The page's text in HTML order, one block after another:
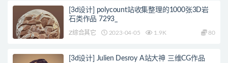
[3d设计] polycount站收集整理的1000张3D岩
石类作品 7293_
Z综合其它 2023-04-05 1.9K 80
[3d设计] Julien Desroy A站大神 三维CG作品